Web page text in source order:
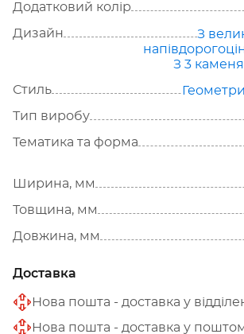
Додатковий колір
Дизайн
З
З 3
Стиль
Тип виробу
Тематика та форма
Ширина, мм
Товщина, мм
Довжина, мм
Доставка
Нова пошта - доставка у
Нова пошта - доставка у